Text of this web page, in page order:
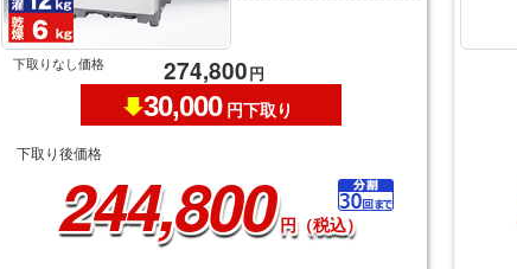
下取りなし価格 274,800円
30,000 円下取り
下取り後価格
244,800 円（税込）